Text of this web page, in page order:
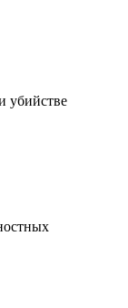
убийстве